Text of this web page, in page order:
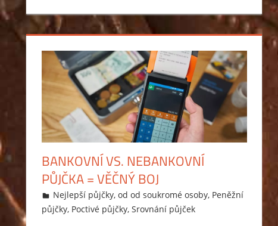
BANKOVNÍ VS. NEBANKOVNÍ
PŮJČKA = VĚČNÝ BOJ
18.2.2015
Markéta Svobodová
Nejlepší půjčky,od od soukromé osoby, Peněžní
půjčky, Poctivé půjčky, Srovnání půjček